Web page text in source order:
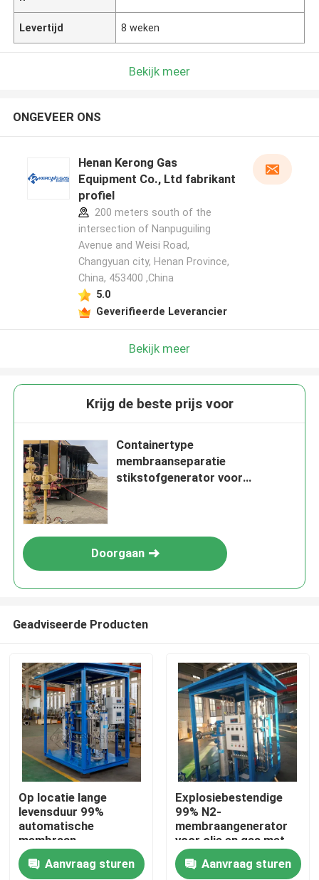
Thuis
Producten
Over ons
Levertijd 8 weken
Bekijk meer
ONGEVEER ONS
Henan Kerong Gas
Equipment Co., Ltd fabrikant
profiel
200 meters south of the
intersection of Nanpuguiling
Avenue and Weisi Road,
Changyuan city, Henan Province,
China, 453400 ,China
5.0
Geverifieerde Leverancier
Bekijk meer
Krijg de beste prijs voor
Containertype
membraanseparatie
stikstofgenerator voor
Doorgaan
Geadviseerde Producten
Op locatie lange
levensduur 99%
automatische
membraan
stikstofgenerator
Aanvraag sturen
Explosiebestendige
99% N2-
membraangenerator
voor olie en gas met
een hoog rendement
Aanvraag sturen